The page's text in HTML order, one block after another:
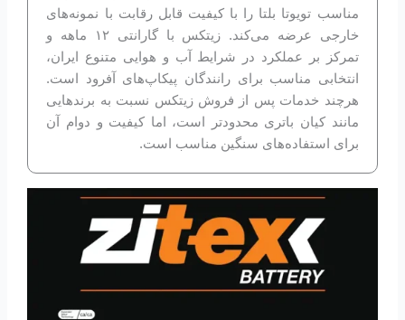
مناسب تویوتا بلتا را با کیفیت قابل رقابت با نمونه‌های
خارجی عرضه می‌کند. زیتکس با گارانتی ۱۲ ماهه و
تمرکز بر عملکرد در شرایط آب و هوایی متنوع ایران،
انتخابی مناسب برای رانندگان پیکاپ‌های آفرود است.
هرچند خدمات پس از فروش زیتکس نسبت به برندهایی
مانند کیان باتری محدودتر است، اما کیفیت و دوام آن
برای استفاده‌های سنگین مناسب است.